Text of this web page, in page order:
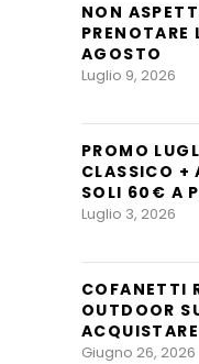
NON
AGOSTO
Luglio 9, 2026
PROMO
CLASSICO +
SOLI 60€ A
Luglio 3, 2026
COFANETTI
OUTDOOR
Giugno 26, 2026